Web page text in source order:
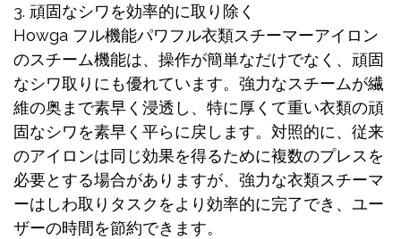
3. 頑固なシワを効率的に取り除く
Howga フル機能パワフル衣類スチーマーアイロン
のスチーム機能は、操作が簡単なだけでなく、頑固
なシワ取りにも優れています。強力なスチームが繊
維の奥まで素早く浸透し、特に厚くて重い衣類の頑
固なシワを素早く平らに戻します。対照的に、従来
のアイロンは同じ効果を得るために複数のプレスを
必要とする場合がありますが、強力な衣類スチーマ
ーはしわ取りタスクをより効率的に完了でき、ユー
ザーの時間を節約できます。